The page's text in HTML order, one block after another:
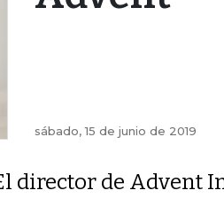
sábado, 15 de junio de 2019
director de Advent